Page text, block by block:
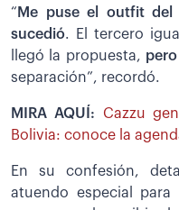
“ Me puse el outfit
sucedió. El tercero
llegó la propuesta,
separación”, recordó.
MIRA AQUÍ: Cazzu
Bolivia: conoce la
En su confesión,
atuendo especial